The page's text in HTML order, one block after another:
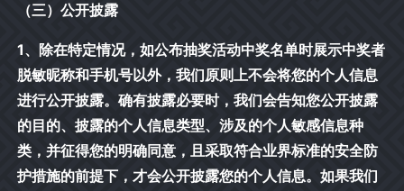
（三）公开披露
1、除在特定情况，如公布抽奖活动中奖名单时展示中奖者
脱敏昵称和手机号以外，我们原则上不会将您的个人信息
进行公开披露。确有披露必要时，我们会告知您公开披露
的目的、披露的个人信息类型、涉及的个人敏感信息种
类，并征得您的明确同意，且采取符合业界标准的安全防
护措施的前提下，才会公开披露您的个人信息。如果我们